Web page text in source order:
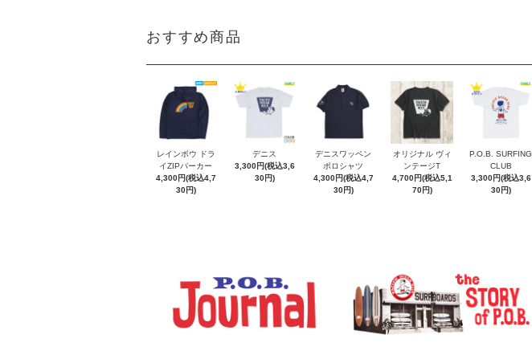
おすすめ商品
レインボウ ドラ
イZIPパーカー
4,300円(税込4,7
30円)
デニス
3,300円(税込3,6
30円)
デニスワッペン
ポロシャツ
4,300円(税込4,7
30円)
オリジナル ヴィ
ンテージT
4,700円(税込5,1
70円)
P.O.B. SURFING
CLUB
3,300円(税込3,6
30円)